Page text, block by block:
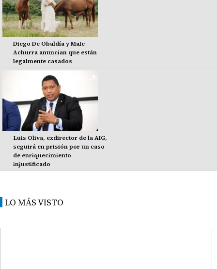
Diego De Obaldía y Mafe
Achurra anuncian que están
legalmente casados
Luis Oliva, exdirector de la AIG,
seguirá en prisión por un caso
de enriquecimiento
injustificado
LO MÁS VISTO